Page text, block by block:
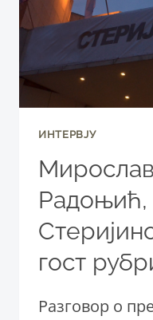
ИНТЕРВЈУ
Радоњић,
гост
Разговор о